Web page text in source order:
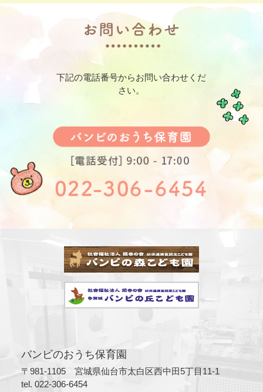
下記の電話番号からお問い合わせくだ
さい。
バンビのおうち保育園
〒981-1105 宮城県仙台市太白区西中田5丁目11-1
tel. 022-306-6454